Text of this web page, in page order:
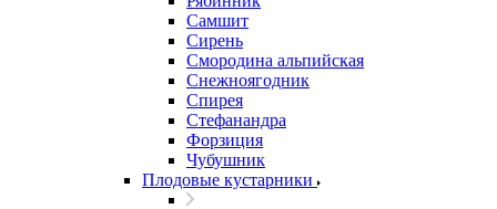
Самшит
Сирень
Смородина альпийская
Снежноягодник
Спирея
Стефанандра
Форзиция
Чубушник
Плодовые кустарники